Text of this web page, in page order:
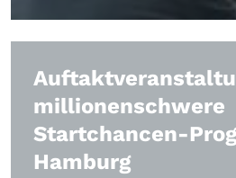
millionenschwere
Startchancen-
Hamburg